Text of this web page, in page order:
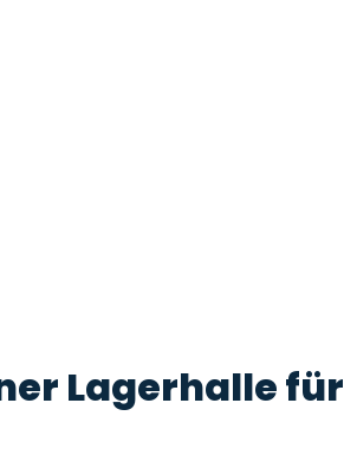
Lagerhalle für